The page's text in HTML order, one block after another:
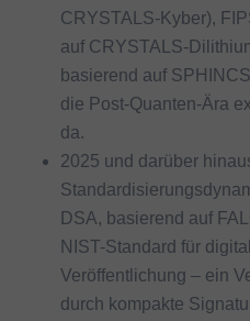
CRYSTALS-Kyber),
auf CRYSTALS-
basierend auf
die Post-Quanten-Ära
da.
2025 und darüber
DSA, basierend auf
NIST-Standard für
Veröffentlichung – ein
durch kompakte